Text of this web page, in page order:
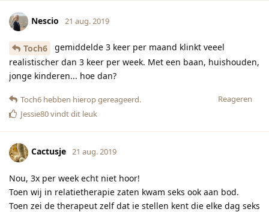
Nescio 21 aug. 2019
Toch6
gemiddelde 3 keer per maand klinkt veeel
realistischer dan 3 keer per week. Met een baan, huishouden,
jonge kinderen... hoe dan?
Reageren
Toch6 hebben hierop gereageerd.
Jessie80vindt dit leuk
Cactusje 21 aug. 2019
Nou, 3x per week echt niet hoor!
Toen wij in relatietherapie zaten kwam seks ook aan bod.
Toen zei de therapeut zelf dat ie stellen kent die elke dag seks